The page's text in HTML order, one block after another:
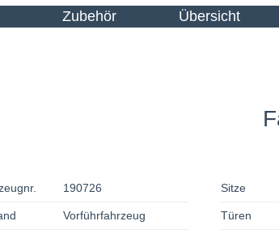
Zubehör Übersicht
190726
Vorführfahrzeug
Sitze
Türen